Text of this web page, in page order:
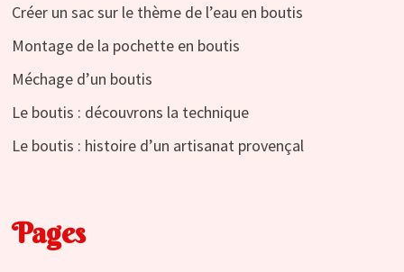
Créer un sac sur le thème de l’eau en boutis
Montage de la pochette en boutis
Méchage d’un boutis
Le boutis : découvrons la technique
Le boutis : histoire d’un artisanat provençal
Pages